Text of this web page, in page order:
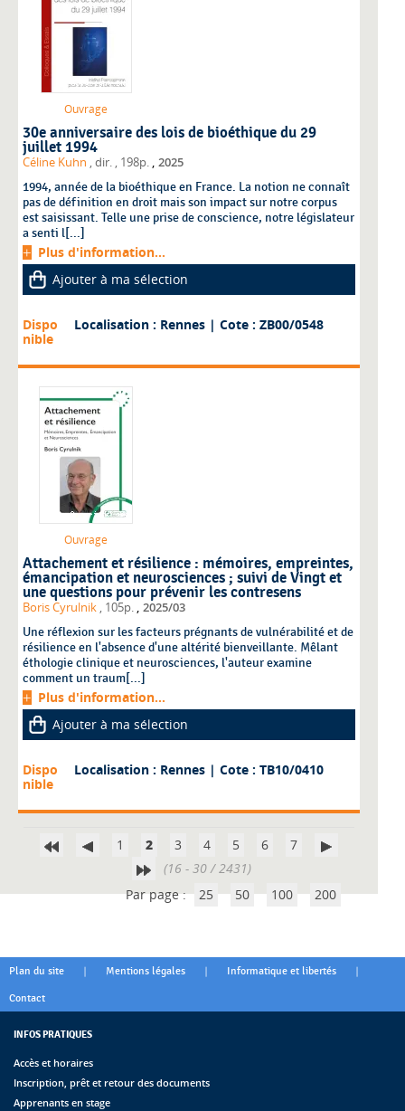
Ouvrage
30e anniversaire des lois de bioéthique du 29
juillet 1994
Céline Kuhn , dir. , 198p. , 2025
1994, année de la bioéthique en France. La notion ne connaît
pas de définition en droit mais son impact sur notre corpus
est saisissant. Telle une prise de conscience, notre législateur
a senti l[...]
Plus d'information...
Ajouter à ma sélection
Dispo
nible
Localisation : Rennes | Cote : ZB00/0548
Ouvrage
Attachement et résilience : mémoires, empreintes,
émancipation et neurosciences ; suivi de Vingt et
une questions pour prévenir les contresens
Boris Cyrulnik , 105p. , 2025/03
Une réflexion sur les facteurs prégnants de vulnérabilité et de
résilience en l'absence d'une altérité bienveillante. Mêlant
éthologie clinique et neurosciences, l'auteur examine
comment un traum[...]
Plus d'information...
Ajouter à ma sélection
Dispo
nible
Localisation : Rennes | Cote : TB10/0410
1 2 3 4 5 6
7
(16 - 30 / 2431)
Par page : 25 50 100 200
Plan du site | Mentions légales | Informatique et libertés |
Contact
INFOS PRATIQUES
Accès et horaires
Inscription, prêt et retour des documents
Apprenants en stage